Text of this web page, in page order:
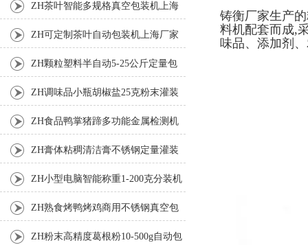
铸衡厂家生产
料机配套而成,
味品、添加剂
ZH茶叶智能多规格真空包装机上海
厂家 ZH可定制茶叶自动包装机上海厂家
ZH颗粒塑料半自动5-25公斤定量包
装机 ZH调味品小瓶胡椒盐25克粉末灌装
ZH食品鸭掌猪蹄多功能金属检测机
ZH膏体粘稠清洁膏不锈钢定量灌装
机厂家 ZH小型电脑智能称重1-200克分装机
ZH熟食烤鸭烤鸡商用不锈钢真空包
装机 ZH粉末高精度葛根粉10-500g自动包